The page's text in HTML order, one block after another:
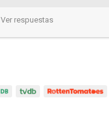
Ver respuestas